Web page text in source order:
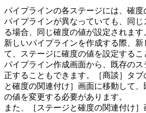
パイプラインの各ステージには、確度
パイプラインが異なっていても、同
る場合、同じ確度の値が設定されます
新しいパイプラインを作成する際、
て、ステージに確度の値を設定するこ
パイプライン作成画面から、既存の
正することもできます。［商談］タ
と確度の関連付け］画面に移動して
の値を変更する必要があります。
また、［ステージと確度の関連付け